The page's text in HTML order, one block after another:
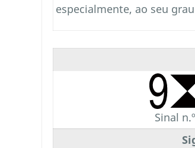
especialmente, ao seu
Sinal